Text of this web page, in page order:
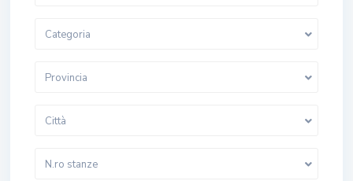
Categoria
Provincia
Città
N.ro stanze